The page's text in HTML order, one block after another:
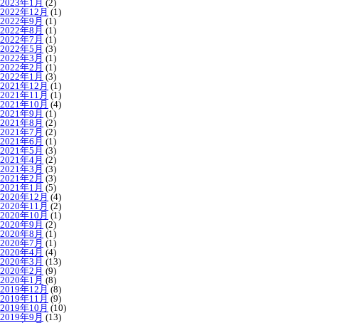
2023年1月 (2)
2022年12月 (1)
2022年9月 (1)
2022年8月 (1)
2022年7月 (1)
2022年5月 (3)
2022年3月 (1)
2022年2月 (1)
2022年1月 (3)
2021年12月 (1)
2021年11月 (1)
2021年10月 (4)
2021年9月 (1)
2021年8月 (2)
2021年7月 (2)
2021年6月 (1)
2021年5月 (3)
2021年4月 (2)
2021年3月 (3)
2021年2月 (3)
2021年1月 (5)
2020年12月 (4)
2020年11月 (2)
2020年10月 (1)
2020年9月 (2)
2020年8月 (1)
2020年7月 (1)
2020年4月 (4)
2020年3月 (13)
2020年2月 (9)
2020年1月 (8)
2019年12月 (8)
2019年11月 (9)
2019年10月 (10)
2019年9月 (13)